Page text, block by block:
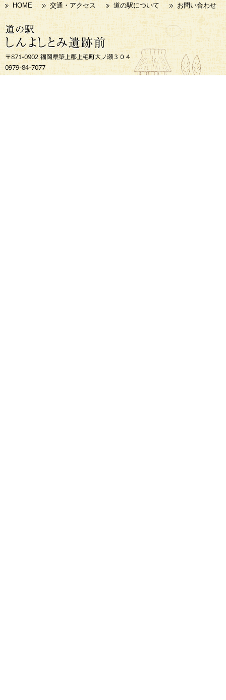
HOME 交通・アクセス 道の駅について お問い合わせ